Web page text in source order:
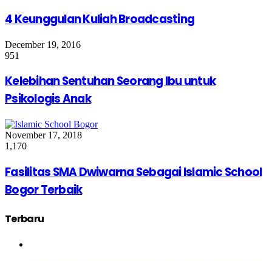
4 Keunggulan Kuliah Broadcasting
December 19, 2016
951
Kelebihan Sentuhan Seorang Ibu untuk
Psikologis Anak
November 17, 2018
1,170
Fasilitas SMA Dwiwarna Sebagai Islamic School
Bogor Terbaik
Terbaru